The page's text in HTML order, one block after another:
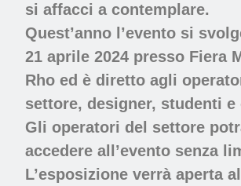
si affacci a contemplare.
Quest’anno l’evento si
21 aprile 2024 presso Fiera
Rho ed è diretto agli
settore, designer, studenti e
Gli operatori del settore
accedere all’evento senza
L’esposizione verrà aperta